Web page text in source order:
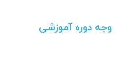
دوره آموزشی